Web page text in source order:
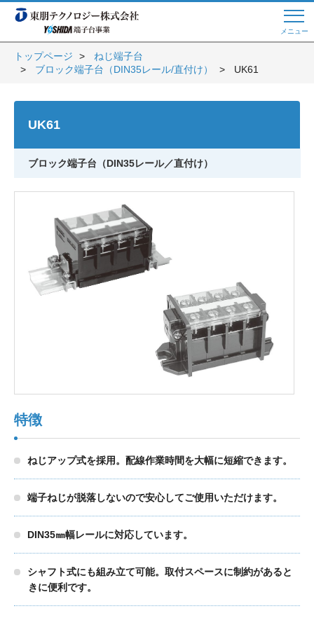
メニュー
Web商談 ご希望の方はこちら
トップページへ
よくある質問
品質への取り組み 環境方針について
個人情報保護方針
トップページ
ねじ端子台
ブロック端子台（DIN35レール/直付け）
UK61
UK61
ブロック端子台（DIN35レール／直付け）
特徴
ねじアップ式を採用。配線作業時間を大幅に短縮できます。
端子ねじが脱落しないので安心してご使用いただけます。
DIN35㎜幅レールに対応しています。
シャフト式にも組み立て可能。取付スペースに制約があると
きに便利です。